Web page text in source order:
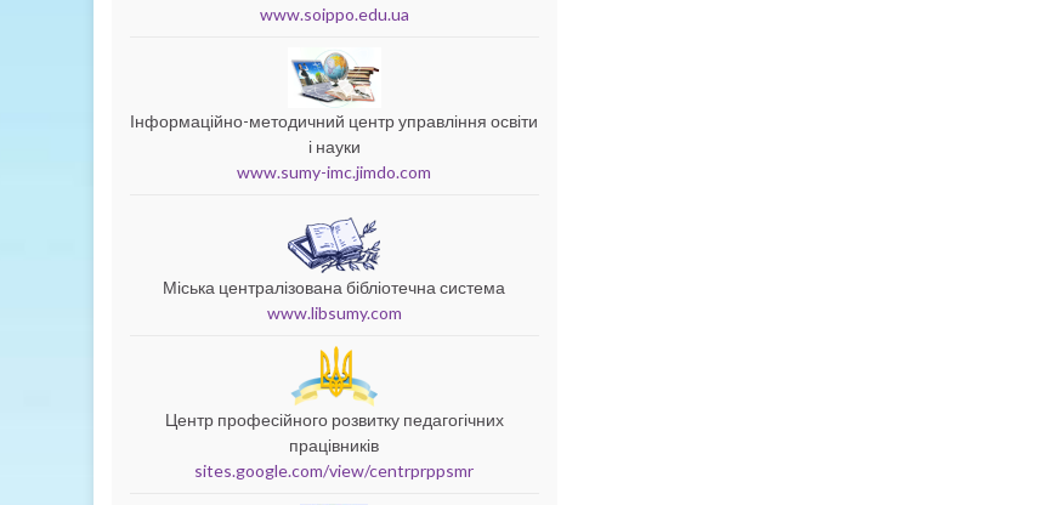
www.soippo.edu.ua
Інформаційно-методичний центр управління освіти
і науки
www.sumy-imc.jimdo.com
Міська централізована бібліотечна система
www.libsumy.com
Центр професійного розвитку педагогічних
працівників
sites.google.com/view/centrprppsmr